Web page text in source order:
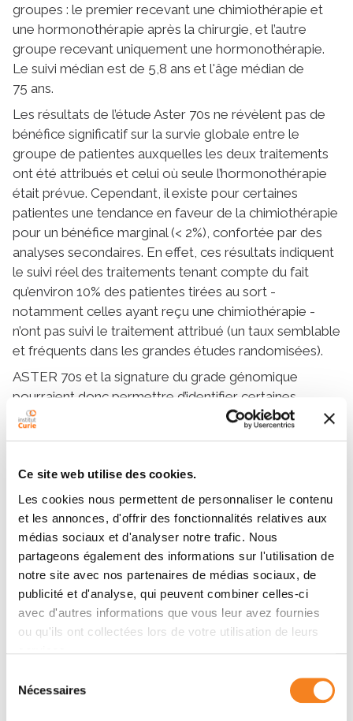
Ce site web utilise des cookies.
Les cookies nous permettent de personnaliser le contenu
et les annonces, d'offrir des fonctionnalités relatives aux
médias sociaux et d'analyser notre trafic. Nous
partageons également des informations sur l'utilisation de
notre site avec nos partenaires de médias sociaux, de
publicité et d'analyse, qui peuvent combiner celles-ci
avec d'autres informations que vous leur avez fournies
ou qu'ils ont collectées lors de votre utilisation de leurs
Nécessaires
groupes : le premier recevant une chimiothérapie et
une hormonothérapie après la chirurgie, et l’autre
groupe recevant uniquement une hormonothérapie.
Le suivi médian est de 5,8 ans et l'âge médian de
75 ans.
Les résultats de l’étude Aster 70s ne révèlent pas de
bénéfice significatif sur la survie globale entre le
groupe de patientes auxquelles les deux traitements
ont été attribués et celui où seule l’hormonothérapie
était prévue. Cependant, il existe pour certaines
patientes une tendance en faveur de la chimiothérapie
pour un bénéfice marginal (< 2%), confortée par des
analyses secondaires. En effet, ces résultats indiquent
le suivi réel des traitements tenant compte du fait
qu’environ 10% des patientes tirées au sort -
notamment celles ayant reçu une chimiothérapie -
n’ont pas suivi le traitement attribué (un taux semblable
et fréquents dans les grandes études randomisées).
ASTER 70s et la signature du grade génomique
pourraient donc permettre d’identifier certaines
patientes pour qui, même marginal, le bénéfice de la
nécessaire et centrée sur la qualité de vie
Le volume important des données collectées dans
Aster 70s permettra de rechercher dans le détail des
facteurs tumoraux ou individuels pour décider de
donner ou non une chimiothérapie après la chirurgie.
Les informations amassées en matière d’état de santé
des patientes (dont les paramètres gériatriques), leur
d’effectuer un travail considérable de corrélation entre